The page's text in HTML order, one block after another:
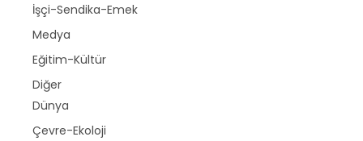
İşçi-Sendika-Emek
Medya
Eğitim-Kültür
Diğer
Dünya
Çevre-Ekoloji